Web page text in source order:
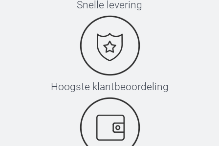
Snelle levering
Hoogste klantbeoordeling